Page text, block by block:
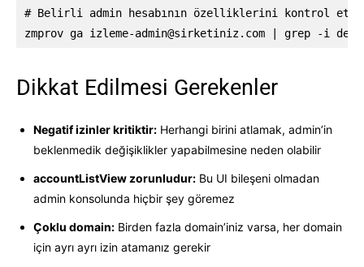
# Belirli admin hesabının özelliklerini kontrol et
zmprov ga izleme-admin@sirketiniz.com | grep -i
Dikkat Edilmesi Gerekenler
Negatif izinler kritiktir: Herhangi birini atlamak, admin’in
beklenmedik değişiklikler yapabilmesine neden olabilir
accountListView zorunludur: Bu UI bileşeni olmadan
admin konsolunda hiçbir şey göremez
Çoklu domain: Birden fazla domain’iniz varsa, her domain
için ayrı ayrı izin atamanız gerekir